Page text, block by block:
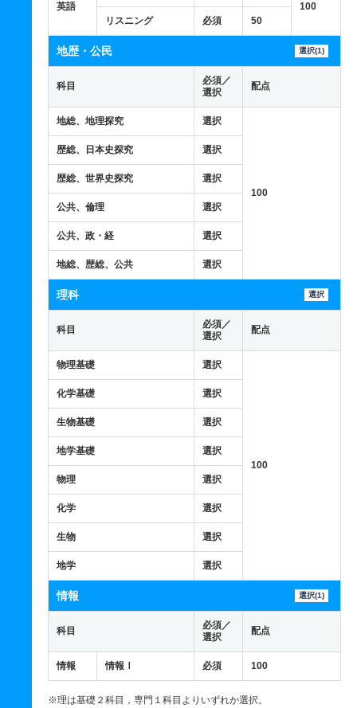
英語
100
リスニング
必須 50
地歴・公民 選択(1)
科目
必須／
選択
配点
地総、地理探究 選択
100
歴総、日本史探究 選択
歴総、世界史探究 選択
公共、倫理 選択
公共、政・経 選択
地総、歴総、公共 選択
理科 選択
科目
必須／
選択
配点
物理基礎 選択
100
化学基礎 選択
生物基礎 選択
地学基礎 選択
物理 選択
化学 選択
生物 選択
地学 選択
情報 選択(1)
科目
必須／
選択
配点
情報 情報Ⅰ 必須 100
※理は基礎２科目，専門１科目よりいずれか選択。